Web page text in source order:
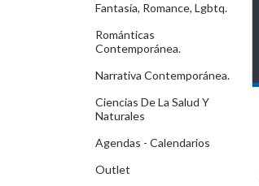
Fantasía, Romance, Lgbtq.
Románticas
Contemporánea.
Narrativa Contemporánea.
Ciencias De La Salud Y
Naturales
Agendas - Calendarios
Outlet